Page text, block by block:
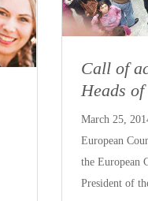
Call of
Heads
March 25,
European
the European
President of